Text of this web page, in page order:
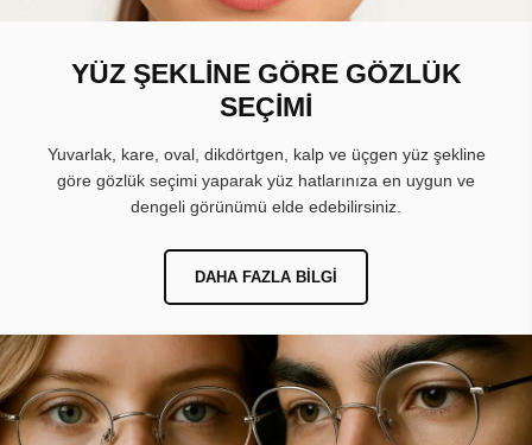
YÜZ ŞEKLİNE GÖRE GÖZLÜK
SEÇİMİ
Yuvarlak, kare, oval, dikdörtgen, kalp ve üçgen yüz şekline
göre gözlük seçimi yaparak yüz hatlarınıza en uygun ve
dengeli görünümü elde edebilirsiniz.
DAHA FAZLA BILGI